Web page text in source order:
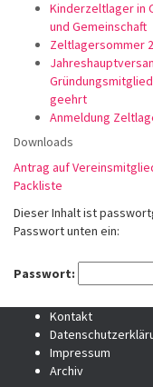
Kinderzeltlager in
und Gemeinschaft
Zeltlagersommer
geehrt
Anmeldung
Downloads
Antrag auf
Packliste
Dieser Inhalt ist
Passwort unten ein:
Passwort:
Kontakt
Impressum
Archiv